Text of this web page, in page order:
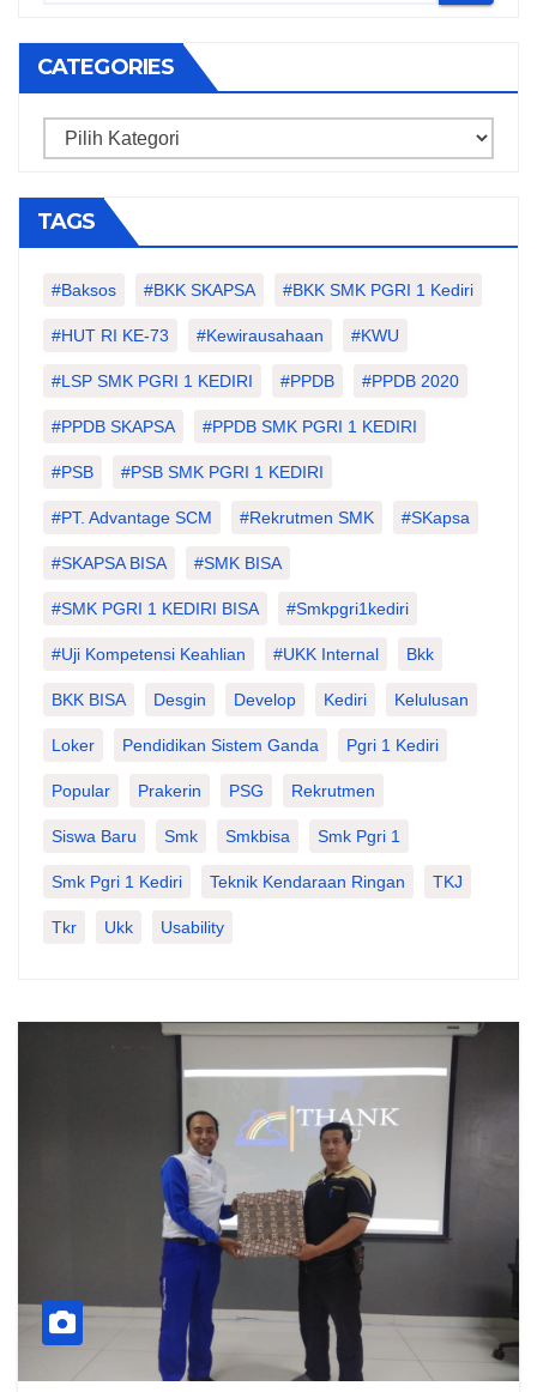
CATEGORIES
Categories
TAGS
#Baksos #BKK SKAPSA #BKK SMK PGRI 1 Kediri
#HUT RI KE-73 #kewirausahaan #KWU
#LSP SMK PGRI 1 KEDIRI #PPDB #PPDB 2020
#PPDB SKAPSA #PPDB SMK PGRI 1 KEDIRI
#PSB #PSB SMK PGRI 1 KEDIRI
#PT. Advantage SCM #Rekrutmen SMK #SKapsa
#SKAPSA BISA #SMK BISA
#SMK PGRI 1 KEDIRI BISA #smkpgri1kediri
#Uji Kompetensi Keahlian #UKK Internal Bkk
BKK BISA Desgin Develop Kediri Kelulusan
Loker Pendidikan Sistem Ganda Pgri 1 Kediri
Popular Prakerin PSG Rekrutmen
Siswa Baru Smk Smkbisa Smk Pgri 1
Smk Pgri 1 Kediri Teknik Kendaraan Ringan TKJ
Tkr Ukk Usability